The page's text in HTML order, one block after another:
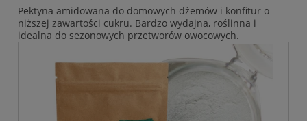
Pektyna amidowana do domowych dżemów i konfitur o
niższej zawartości cukru. Bardzo wydajna, roślinna i
idealna do sezonowych przetworów owocowych.